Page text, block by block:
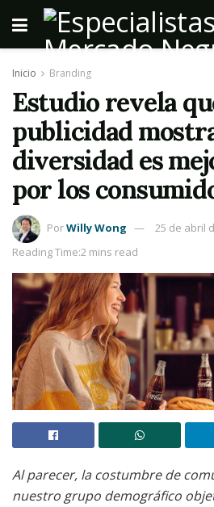
Inicio Branding
Estudio revela
publicidad
diversidad es
por los
PorWilly Wong
25 de abril
Reading Time:2 mins read
Al parecer, la costumbre de
nuestro grupo demográfico